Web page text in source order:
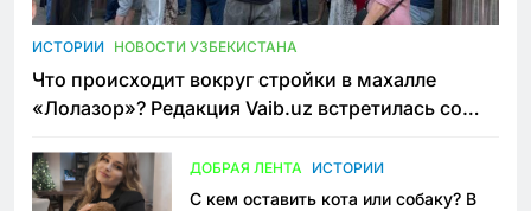
ИСТОРИИ НОВОСТИ УЗБЕКИСТАНА
Что происходит вокруг стройки в махалле
«Лолазор»? Редакция Vaib.uz встретилась со
ДОБРАЯ ЛЕНТА ИСТОРИИ
С кем оставить кота или собаку? В